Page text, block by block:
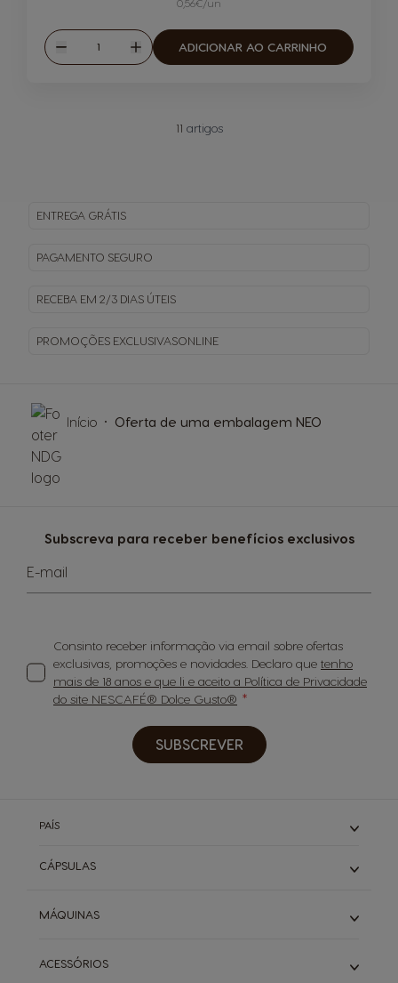
0,56€/un
Reduzir
Quantidade
Aumentar
ADICIONAR AO CARRINHO
11 artigos
ENTREGA GRÁTIS
PAGAMENTO SEGURO
RECEBA EM 2/3 DIAS ÚTEIS
PROMOÇÕES EXCLUSIVASONLINE
Subscreva para receber benefícios exclusivos
E-mail
Consinto receber informação via email sobre ofertas
exclusivas, promoções e novidades. Declaro que tenho
mais de 18 anos e que li e aceito a Política de Privacidade
do site NESCAFÉ® Dolce Gusto®
SUBSCREVER
Início Oferta de uma embalagem NEO
PAÍS
CÁPSULAS
Cafés Longos
Descafeinados
MÁQUINAS
Infinissima
ACESSÓRIOS